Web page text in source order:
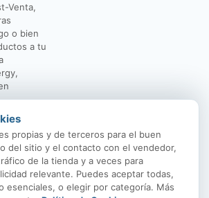
Venta,
o bien
a tu
propias y de terceros para el buen
del sitio y el contacto con el vendedor,
de la tienda y a veces para
relevante. Puedes aceptar todas,
esenciales, o elegir por categoría. Más